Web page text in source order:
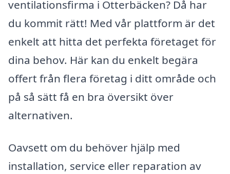
ventilationsfirma i Otterbäcken? Då har
du kommit rätt! Med vår plattform är det
enkelt att hitta det perfekta företaget för
dina behov. Här kan du enkelt begära
offert från flera företag i ditt område och
på så sätt få en bra översikt över
alternativen.
Oavsett om du behöver hjälp med
installation, service eller reparation av